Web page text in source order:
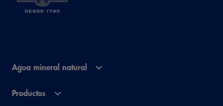
Agua mineral natural
Productos